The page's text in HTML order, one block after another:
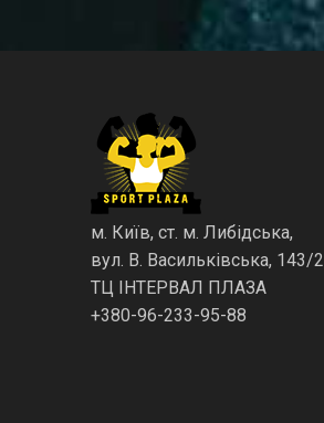
м. Київ, ст. м. Либідська,
вул. В. Васильківська, 143/2
ТЦ ІНТЕРВАЛ ПЛАЗА
+380-96-233-95-88